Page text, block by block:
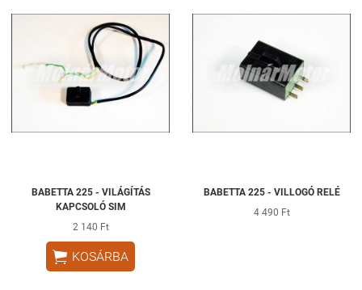
BABETTA 225 - VILÁGÍTÁS
KAPCSOLÓ SIM
2 140 Ft
 KOSÁRBA
BABETTA 225 - VILLOGÓ RELÉ
4 490 Ft